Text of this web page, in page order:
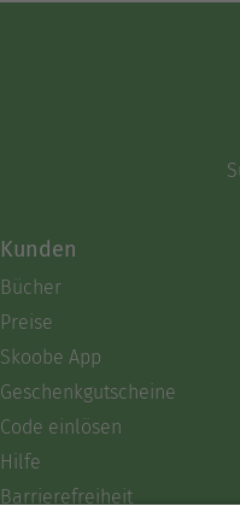
Kunden
Bücher
Preise
Skoobe App
Geschenkgutscheine
Code einlösen
Hilfe
Barrierefreiheit